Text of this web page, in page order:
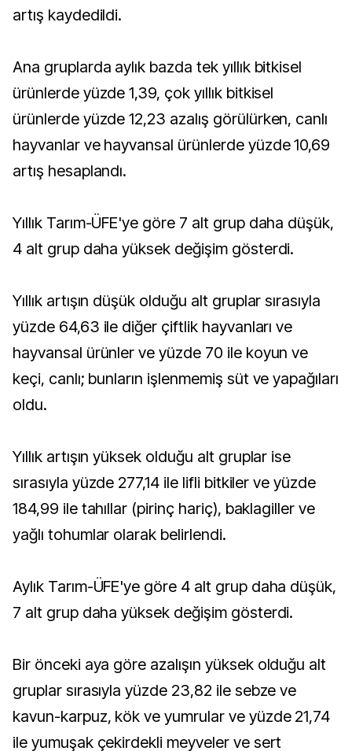
artış kaydedildi.
Ana gruplarda aylık bazda tek yıllık bitkisel
ürünlerde yüzde 1,39, çok yıllık bitkisel
ürünlerde yüzde 12,23 azalış görülürken, canlı
hayvanlar ve hayvansal ürünlerde yüzde 10,69
artış hesaplandı.
Yıllık Tarım-ÜFE'ye göre 7 alt grup daha düşük,
4 alt grup daha yüksek değişim gösterdi.
Yıllık artışın düşük olduğu alt gruplar sırasıyla
yüzde 64,63 ile diğer çiftlik hayvanları ve
hayvansal ürünler ve yüzde 70 ile koyun ve
keçi, canlı; bunların işlenmemiş süt ve yapağıları
oldu.
Yıllık artışın yüksek olduğu alt gruplar ise
sırasıyla yüzde 277,14 ile lifli bitkiler ve yüzde
184,99 ile tahıllar (pirinç hariç), baklagiller ve
yağlı tohumlar olarak belirlendi.
Aylık Tarım-ÜFE'ye göre 4 alt grup daha düşük,
7 alt grup daha yüksek değişim gösterdi.
Bir önceki aya göre azalışın yüksek olduğu alt
gruplar sırasıyla yüzde 23,82 ile sebze ve
kavun-karpuz, kök ve yumrular ve yüzde 21,74
ile yumuşak çekirdekli meyveler ve sert